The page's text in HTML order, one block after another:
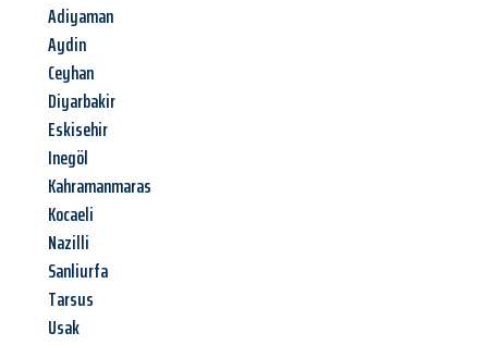
Adiyaman
Aydin
Ceyhan
Diyarbakir
Eskisehir
Inegöl
Kahramanmaras
Kocaeli
Nazilli
Sanliurfa
Tarsus
Usak